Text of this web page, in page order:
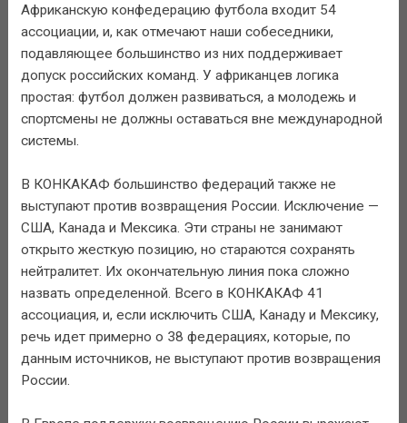
Африканскую конфедерацию футбола входит 54
ассоциации, и, как отмечают наши собеседники,
подавляющее большинство из них поддерживает
допуск российских команд. У африканцев логика
простая: футбол должен развиваться, а молодежь и
спортсмены не должны оставаться вне международной
системы.
В КОНКАКАФ большинство федераций также не
выступают против возвращения России. Исключение —
США, Канада и Мексика. Эти страны не занимают
открыто жесткую позицию, но стараются сохранять
нейтралитет. Их окончательную линия пока сложно
назвать определенной. Всего в КОНКАКАФ 41
ассоциация, и, если исключить США, Канаду и Мексику,
речь идет примерно о 38 федерациях, которые, по
данным источников, не выступают против возвращения
России.